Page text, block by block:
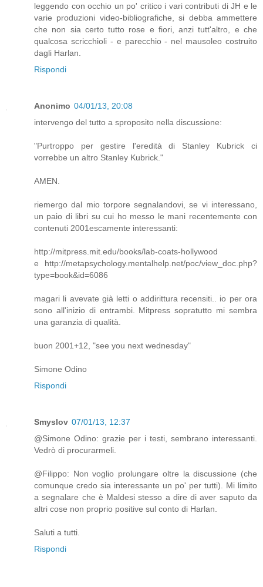
leggendo con occhio un po' critico i vari contributi di JH e le
varie produzioni video-bibliografiche, si debba ammettere
che non sia certo tutto rose e fiori, anzi tutt'altro, e che
qualcosa scricchioli - e parecchio - nel mausoleo costruito
dagli Harlan.
Rispondi
Anonimo 04/01/13, 20:08
intervengo del tutto a sproposito nella discussione:
"Purtroppo per gestire l'eredità di Stanley Kubrick ci
vorrebbe un altro Stanley Kubrick."
AMEN.
riemergo dal mio torpore segnalandovi, se vi interessano,
un paio di libri su cui ho messo le mani recentemente con
contenuti 2001escamente interessanti:
http://mitpress.mit.edu/books/lab-coats-hollywood
e http://metapsychology.mentalhelp.net/poc/view_doc.php?
type=book&id=6086
magari li avevate già letti o addirittura recensiti.. io per ora
sono all'inizio di entrambi. Mitpress sopratutto mi sembra
una garanzia di qualità.
buon 2001+12, "see you next wednesday"
Simone Odino
Rispondi
Smyslov 07/01/13, 12:37
@Simone Odino: grazie per i testi, sembrano interessanti.
Vedrò di procurarmeli.
@Filippo: Non voglio prolungare oltre la discussione (che
comunque credo sia interessante un po' per tutti). Mi limito
a segnalare che è Maldesi stesso a dire di aver saputo da
altri cose non proprio positive sul conto di Harlan.
Saluti a tutti.
Rispondi